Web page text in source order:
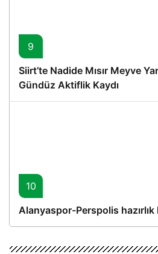
9
Siirt’te Nadide Mısır Meyve
Gündüz Aktiflik Kaydı
10
Alanyaspor-Perspolis hazırlık